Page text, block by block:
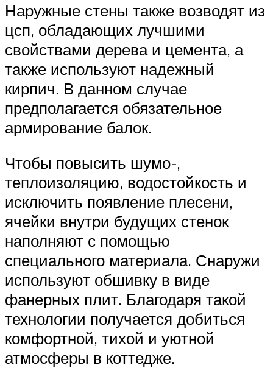
Наружные стены также возводят из
цсп, обладающих лучшими
свойствами дерева и цемента, а
также используют надежный
кирпич. В данном случае
предполагается обязательное
армирование балок.
Чтобы повысить шумо-,
теплоизоляцию, водостойкость и
исключить появление плесени,
ячейки внутри будущих стенок
наполняют с помощью
специального материала. Снаружи
используют обшивку в виде
фанерных плит. Благодаря такой
технологии получается добиться
комфортной, тихой и уютной
атмосферы в коттедже.